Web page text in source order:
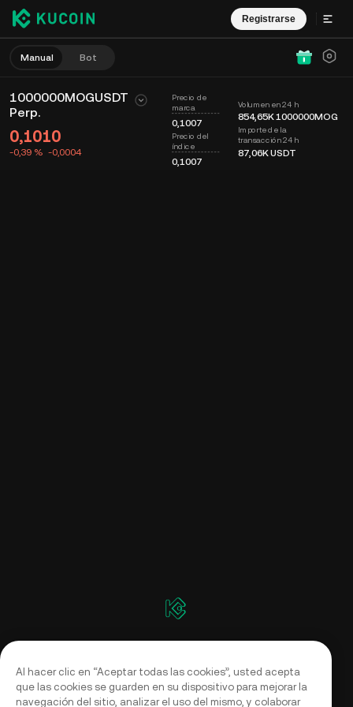
Registrarse
Manual Bot
1000000MOGUSDT
Perp.
0,1010
-0,39 % -0,0004
Precio de
marca
0,1007
Precio del
índice
0,1007
Volumen en 24 h
854,65K1000000MOG
Importe de la
transacción 24 h
87,06KUSDT
Al hacer clic en “Aceptar todas las cookies”, usted acepta
que las cookies se guarden en su dispositivo para mejorar la
navegación del sitio, analizar el uso del mismo, y colaborar